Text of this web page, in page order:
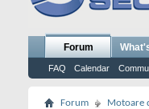
Forum
FAQ Calendar
Forum Motoare